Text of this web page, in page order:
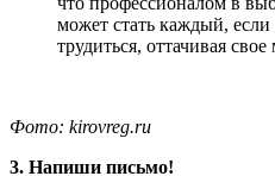
может стать каждый, если
трудиться, оттачивая свое
Фото: kirovreg.ru
3. Напиши письмо!